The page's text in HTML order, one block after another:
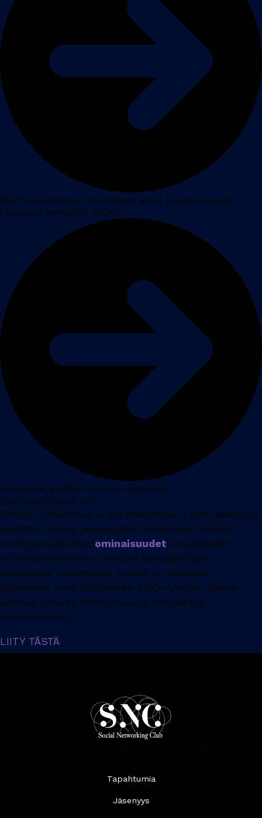
Partnereidemme tarjoamat edut ja alennukset
(Tulossa keväällä 2025).
Oikeudet kaikkiin online-yhteisön
toiminnallisuuksiin
Online-yhteisössä ei ole mainoksia. Kulta-jäsenyys
sisältää Hopea-jäsenyyden toimintojen lisäksi
monipuolisemmat ominaisuudet sosiaaliseen
vuorovaikutukseen: viestien lähettämisen,
julkaisujen lisäämisen, kuvien ja videoiden
jakamisen sekä liittymisen SNC-ryhmiin, joiden
jäsenet jakavat kiinnostuksen kohteesi ja
harrastuksesi.
LIITY TÄSTÄ
Tapahtumia
Jäsenyys